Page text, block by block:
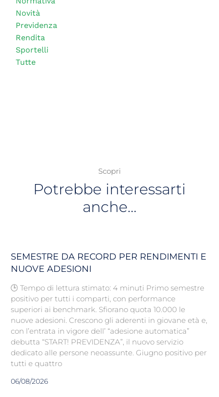
Novità
Previdenza
Rendita
Sportelli
Tutte
Scopri
Potrebbe interessarti
anche…
SEMESTRE DA RECORD PER RENDIMENTI E
NUOVE ADESIONI
🕒 Tempo di lettura stimato: 4 minuti Primo semestre
positivo per tutti i comparti, con performance
superiori ai benchmark. Sfiorano quota 10.000 le
nuove adesioni. Crescono gli aderenti in giovane età e,
con l’entrata in vigore dell’ “adesione automatica”
debutta “START! PREVIDENZA”, il nuovo servizio
dedicato alle persone neoassunte. Giugno positivo per
tutti e quattro
06/08/2026